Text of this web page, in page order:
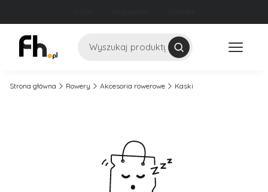
Szukaj
Strona główna Rowery Akcesoria rowerowe Kaski